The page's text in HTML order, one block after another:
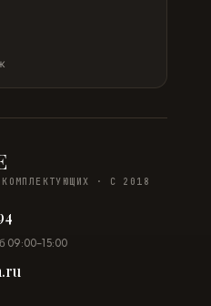
· С 2018
09:00–15:00